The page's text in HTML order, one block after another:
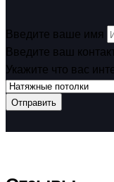
Введите ваше имя
Введите ваш
Укажите что вас
Отправить